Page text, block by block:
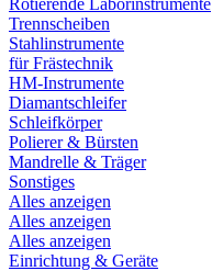
Rotierende Laborinstrumente
Trennscheiben
Stahlinstrumente
für Frästechnik
HM-Instrumente
Diamantschleifer
Schleifkörper
Polierer & Bürsten
Mandrelle & Träger
Sonstiges
Alles anzeigen
Alles anzeigen
Alles anzeigen
Einrichtung & Geräte